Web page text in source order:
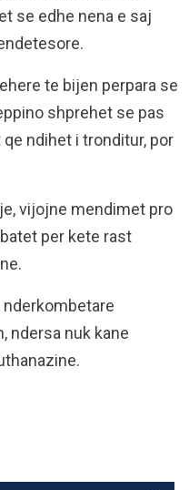
se edhe nena e saj
te bijen perpara se
shprehet se pas
ndihet i tronditur, por
vijojne mendimet pro
per kete rast
nderkombetare
ndersa nuk kane